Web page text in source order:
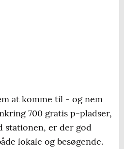
at komme til - og nem
700 gratis p-pladser,
stationen, er der god
lokale og besøgende.